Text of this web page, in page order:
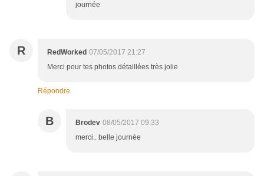
journée
R RedWorked 07/05/2017 21:27
Merci pour tes photos détaillées très jolie
Répondre
B Brodev 08/05/2017 09:33
merci.. belle journée